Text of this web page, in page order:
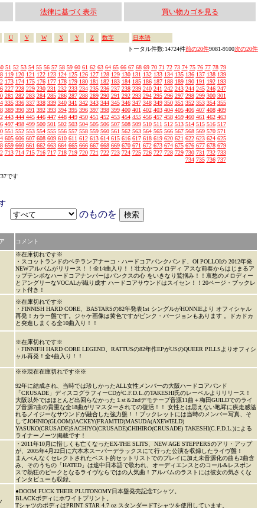
法律に基づく表示 買い物カゴを見る
U V W X Y Z 数字
日本語
トータル件数:14724件前の20件9081-9100次の20件
51 52 53 54 55 56 57 58 59 60 61 62 63 64 65 66 67 68 69 70 71 72 73 74 75 76 77 78 79
119 120 121 122 123 124 125 126 127 128 129 130 131 132 133 134 135 136 137 138 139
173 174 175 176 177 178 179 180 181 182 183 184 185 186 187 188 189 190 191 192 193
227 228 229 230 231 232 233 234 235 236 237 238 239 240 241 242 243 244 245 246 247
281 282 283 284 285 286 287 288 289 290 291 292 293 294 295 296 297 298 299 300 301
335 336 337 338 339 340 341 342 343 344 345 346 347 348 349 350 351 352 353 354 355
389 390 391 392 393 394 395 396 397 398 399 400 401 402 403 404 405 406 407 408 409
443 444 445 446 447 448 449 450 451 452 453 454 455 456 457 458 459 460 461 462 463
497 498 499 500 501 502 503 504 505 506 507 508 509 510 511 512 513 514 515 516 517
551 552 553 554 555 556 557 558 559 560 561 562 563 564 565 566 567 568 569 570 571
605 606 607 608 609 610 611 612 613 614 615 616 617 618 619 620 621 622 623 624 625
659 660 661 662 663 664 665 666 667 668 669 670 671 672 673 674 675 676 677 678 679
713 714 715 716 717 718 719 720 721 722 723 724 725 726 727 728 729 730 731 732 733
734 735 736 737
です
のものを
コメント
※在庫切れです※
・スコットランドのベテランアナーコ・ハードコアパンクバンド、OI POLLOIの 2012年発
NEWアルバムがリリース！！全14曲入り！！壮大かつメロディ アスな前奏からはじまるア
ップテンポなハードコアナンバーはパンクスの心 をいきなり鷲掴み！！哀愁のメロディー
とアングリーなVOCALが織り成す ハードコアサウンドはスイセン！！20ページ・ブックレ
ット付き！
※在庫切れです※
・FINNISH HARD CORE、BASTARSの82年発表1st シングルがHONNIEより オフィシャル
再発！カラー盤です。ジャケ画像は黄色ですがピンク・バージョンもあります 。ドカドカ
と突進しまくる全10曲入り！！
※在庫切れです※
・FINNIFH HARD CORE LEGEND、RATTUSの82年作EPがUSのQUEER PILLSよりオフィシ
ャル再発！全4曲入り！！
※※現在在庫切れです※※
92年に結成され、当時では珍しかったALL女性メンバーの大阪ハードコアバンド
「CRUSADE」ディスコグラフィーCDがC.F.D.L.のTAKESHI氏のレーベルよりリリース！
大阪以外ではほとんど出回らなかった１st＆2ndデモテープ音源11曲＋梅田GUILDでのライ
ブ音源7曲の貴重な全18曲がリマスターされての復活！！ 女性とは思えない咆哮に疾走感溢
れるノイジーなサウンドが融合した強力盤！！ブックレットには当時のメンバー写真、そ
してJOHNIO(GLOOM)JACKEY(FRAMTID)MASUDA(AXEWIELD)
YASUKO(CRUSADE)SACHIYO(CRUSADE)CHIHIRO(CRUSADE) TAKESHI(C.F.D.L.)による
ライナーノーツ掲載です！
・2011年10月に惜しくも亡くなったEX-THE SLITS、NEW AGE STEPPERSのアリ・アップ
が、2005年4月22日に六本木スーパーデラックスにて行った公演を収録したライヴ盤！
まんべんなくセレクトされたベスト的セットリストでのプレイに加え未音源化の曲も2曲含
み、そのうちの「HATED」は途中日本語で歌われ、オーディエンスとのコール&レスポン
スで熱狂のピークとなるライヴならではの人気曲！アルバムのラストには彼女の気さくな
インタビューも収録。
●DOOM FUCK THEIR PLUTONOMY日本盤発売記念Tシャツ。
BLACKボディにホワイトプリント。
TシャツのボディはPRINT STAR 4.7 oz スタンダードTシャツを使用しています。